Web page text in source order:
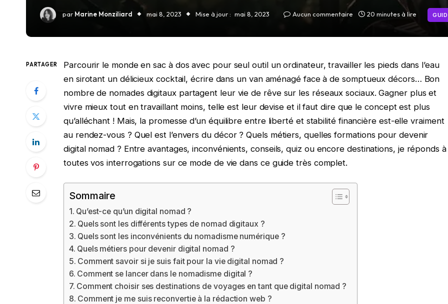
par Marine Monziliard mai 8, 2023 Mise à jour : mai 8, 2023 Aucun commentaire 20 minutes à lire
PARTAGER
Parcourir le monde en sac à dos avec pour seul outil un ordinateur, travailler les pieds dans l’eau
en sirotant un délicieux cocktail, écrire dans un van aménagé face à de somptueux décors… Bon
nombre de nomades digitaux partagent leur vie de rêve sur les réseaux sociaux. Gagner plus et
vivre mieux tout en travaillant moins, telle est leur devise et il faut dire que le concept est plus
qu’alléchant ! Mais, la promesse d’un équilibre entre liberté et stabilité financière est-elle vraiment
au rendez-vous ? Quel est l’envers du décor ? Quels métiers, quelles formations pour devenir
digital nomad ? Entre avantages, inconvénients, conseils, quiz ou encore destinations, je réponds à
toutes vos interrogations sur ce mode de vie dans ce guide très complet.
Sommaire
Qu’est-ce qu’un digital nomad ?
Quels sont les différents types de nomad digitaux ?
Quels sont les inconvénients du nomadisme numérique ?
Quels métiers pour devenir digital nomad ?
Comment savoir si je suis fait pour la vie digital nomad ?
Comment se lancer dans le nomadisme digital ?
Comment choisir ses destinations de voyages en tant que digital nomad ?
Comment je me suis reconvertie à la rédaction web ?